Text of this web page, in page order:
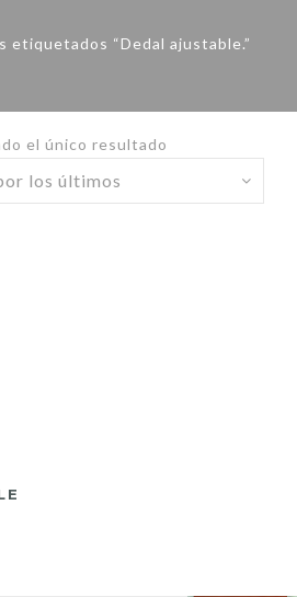
etiquetados “Dedal ajustable.”
el único resultado